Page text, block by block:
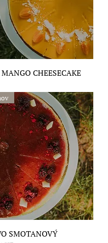
CHEESECAKE
SMOTANOVÝ